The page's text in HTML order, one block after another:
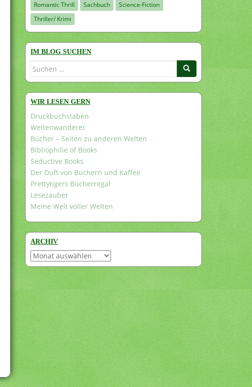
Romantic Thrill
Sachbuch
Science-Fiction
Thriller/ Krimi
IM BLOG SUCHEN
Suchen
WIR LESEN GERN
Druckbuchstaben
Weltenwanderer
Bücher – Seiten zu anderen Welten
Bibliophilie of Books
Seductive Books
Der Duft von Büchern und Kaffee
Prettytigers Bücherregal
Lesezauber
Meine Welt voller Welten
ARCHIV
Archiv